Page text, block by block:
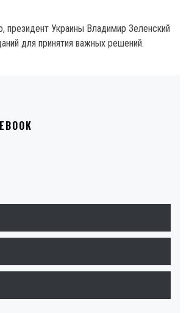
президент Украины Владимир Зеленский
для принятия важных решений.